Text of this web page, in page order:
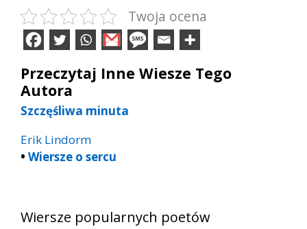
Twoja ocena
Przeczytaj Inne Wiesze Tego
Autora
Szczęśliwa minuta
Erik Lindorm
• Wiersze o sercu
Wiersze popularnych poetów